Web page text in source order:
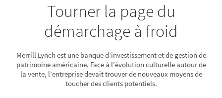
Tourner la page du
démarchage à froid
Merrill Lynch est une banque d’investissement et de gestion de
patrimoine américaine. Face à l’évolution culturelle autour de
la vente, l’entreprise devait trouver de nouveaux moyens de
toucher des clients potentiels.